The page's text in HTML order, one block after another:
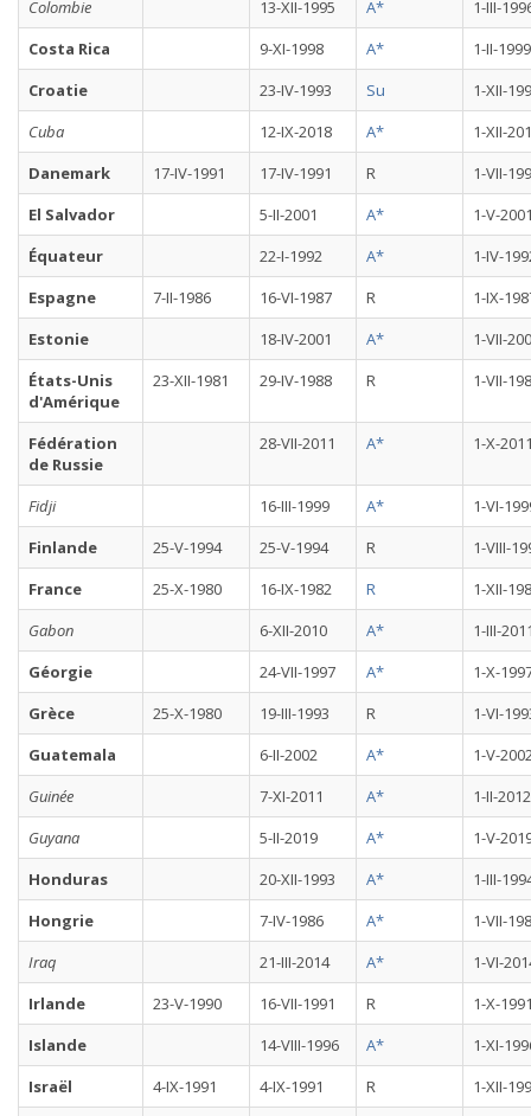
Colombie
13-XII-1995 A*
1-III-
Costa Rica
9-XI-1998 A*
1-II-1999
Croatie
23-IV-1993 Su
1-XII-
Cuba
12-IX-2018 A*
1-XII-
Danemark
17-IV-1991 17-IV-1991 R
1-VII-
El Salvador
5-II-2001 A*
1-V-
Équateur
22-I-1992 A*
1-IV-
Espagne
7-II-1986 16-VI-1987 R
1-IX-
Estonie
18-IV-2001 A*
1-VII-
États-Unis
d'Amérique
23-XII-1981 29-IV-1988 R 1-VII-
Fédération
de Russie
28-VII-2011 A* 1-X-
Fidji 16-III-1999 A*
1-VI-
Finlande
25-V-1994 25-V-1994 R
1-VIII-
France
25-X-1980 16-IX-1982 R
1-XII-
Gabon
6-XII-2010 A*
1-III-
Géorgie
24-VII-1997 A*
1-X-
Grèce
25-X-1980 19-III-1993 R
1-VI-
Guatemala
6-II-2002 A*
1-V-
Guinée
7-XI-2011 A*
1-II-2012
Guyana
5-II-2019 A*
1-V-
Honduras
20-XII-1993 A*
1-III-
Hongrie
7-IV-1986 A*
1-VII-
Iraq
21-III-2014 A*
1-VI-
Irlande
23-V-1990 16-VII-1991 R
1-X-
Islande
14-VIII-1996 A*
1-XI-
Israël
4-IX-1991 4-IX-1991 R
1-XII-